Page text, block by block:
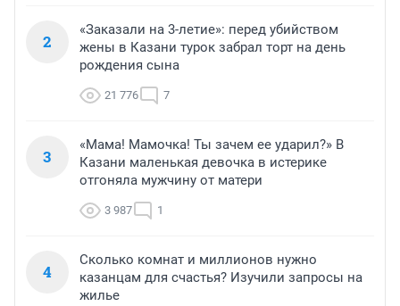
2
«Заказали на 3-летие»: перед убийством
жены в Казани турок забрал торт на день
рождения сына
21 776 7
3
«Мама! Мамочка! Ты зачем ее ударил?» В
Казани маленькая девочка в истерике
отгоняла мужчину от матери
3 987 1
4
Сколько комнат и миллионов нужно
казанцам для счастья? Изучили запросы на
жилье